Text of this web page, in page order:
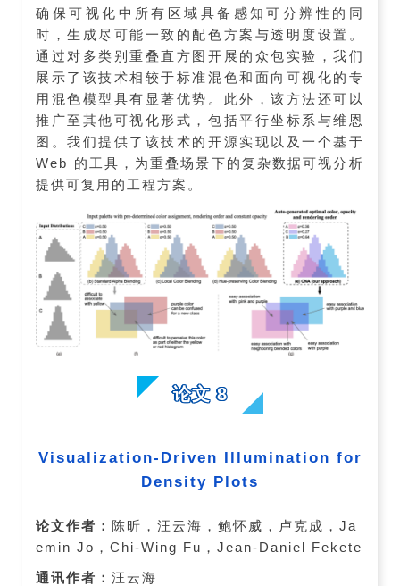
确保可视化中所有区域具备感知可分辨性的同
时，生成尽可能一致的配色方案与透明度设置。
通过对多类别重叠直方图开展的众包实验，我们
展示了该技术相较于标准混色和面向可视化的专
用混色模型具有显著优势。此外，该方法还可以
推广至其他可视化形式，包括平行坐标系与维恩
图。我们提供了该技术的开源实现以及一个基于
Web 的工具，为重叠场景下的复杂数据可视分析
提供可复用的工程方案。
论文 8
Visualization-Driven Illumination for
Density Plots
论文作者： 陈昕，汪云海，鲍怀威，卢克成，Ja
emin Jo，Chi-Wing Fu，Jean-Daniel Fekete
通讯作者：汪云海